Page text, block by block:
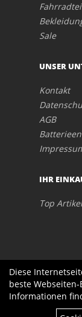
Sale
UNSER
Kontakt
AGB
IHR
Top Artikel
Diese
beste
Informationen